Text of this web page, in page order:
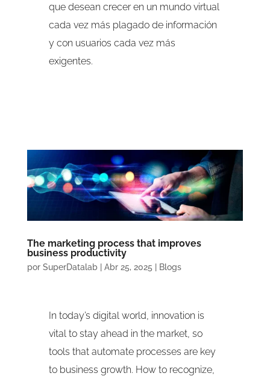
que desean crecer en un mundo virtual
cada vez más plagado de información
y con usuarios cada vez más
exigentes.
The marketing process that improves
business productivity
por SuperDatalab| Abr 25, 2025 Blogs
In today’s digital world, innovation is
vital to stay ahead in the market, so
tools that automate processes are key
to business growth. How to recognize,